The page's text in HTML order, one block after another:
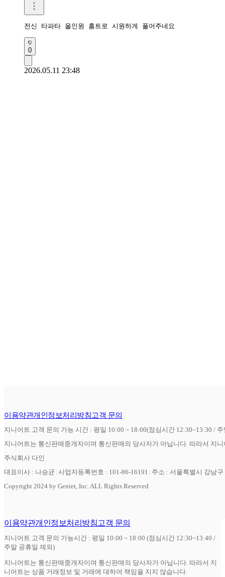
전신 타파타 올인원 홈트로 시원하게 풀어주네요
0
2026.05.11 23:48
이용약관개인정보처리방침고객 문의
지니어트 고객 문의 가능 시간 : 평일 10:00 ~ 18:00(점심시간 12:30~13:30 /
지니어트는 통신판매중개자이며 통신판매의 당사자가 아닙니다. 따라서 지
주식회사 다인
대표이사 : 나승균 사업자등록번호 : 101-86-16191
주소 : 서울특별시 강남
Copyright 2024 by Geniet, Inc. ALL Rights Reserved
이용약관개인정보처리방침고객 문의
지니어트 고객 문의 가능시간 : 평일 10:00 ~ 18:00 (점심시간 12:30~13:40 /
주말 공휴일 제외)
지니어트는 통신판매중개자이며 통신판매의 당사자가 아닙니다. 따라서 지
니어트는 상품 거래정보 및 거래에 대하여 책임을 지지 않습니다.